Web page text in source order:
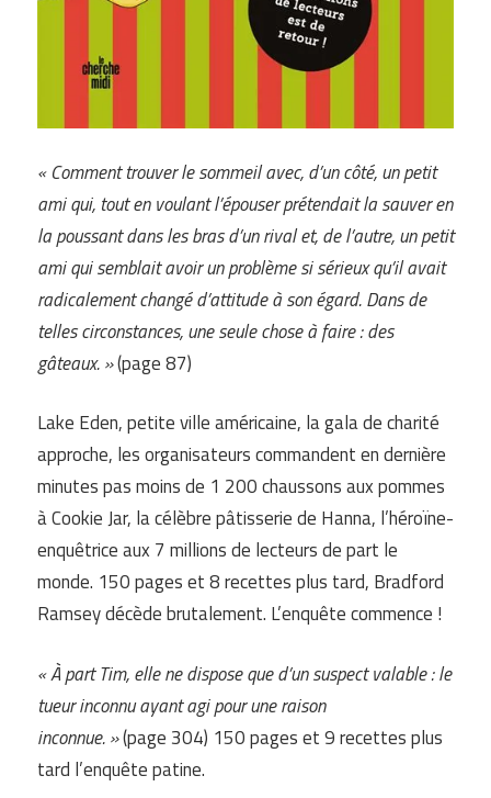
« Comment trouver le sommeil avec, d’un côté, un petit
ami qui, tout en voulant l’épouser prétendait la sauver en
la poussant dans les bras d’un rival et, de l’autre, un petit
ami qui semblait avoir un problème si sérieux qu’il avait
radicalement changé d’attitude à son égard. Dans de
telles circonstances, une seule chose à faire : des
gâteaux. »(page 87)
Lake Eden, petite ville américaine, la gala de charité
approche, les organisateurs commandent en dernière
minutes pas moins de 1 200 chaussons aux pommes
à Cookie Jar, la célèbre pâtisserie de Hanna, l’héroïne-
enquêtrice aux 7 millions de lecteurs de part le
monde. 150 pages et 8 recettes plus tard, Bradford
Ramsey décède brutalement. L’enquête commence !
« À part Tim, elle ne dispose que d’un suspect valable : le
tueur inconnu ayant agi pour une raison
inconnue. »(page 304) 150 pages et 9 recettes plus
tard l’enquête patine.